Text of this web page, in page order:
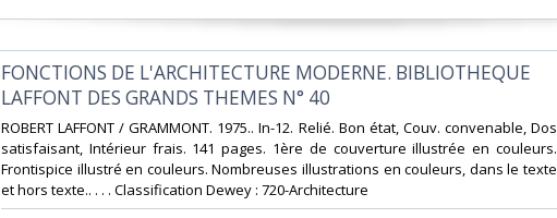
‎FONCTIONS DE L'ARCHITECTURE MODERNE. BIBLIOTHEQUE
LAFFONT DES GRANDS THEMES N° 40‎
‎ROBERT LAFFONT / GRAMMONT. 1975.. In-12. Relié. Bon état, Couv. convenable, Dos
satisfaisant, Intérieur frais. 141 pages. 1ère de couverture illustrée en couleurs.
Frontispice illustré en couleurs. Nombreuses illustrations en couleurs, dans le texte
et hors texte.. . . . Classification Dewey : 720-Architecture‎